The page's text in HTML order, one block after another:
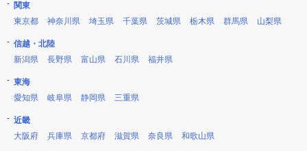
関東
東京都
神奈川県 埼玉県 千葉県 茨城県 栃木県 群馬県 山梨県
信越・北陸
新潟県
長野県 富山県 石川県 福井県
東海
愛知県
岐阜県 静岡県 三重県
近畿
大阪府
兵庫県 京都府 滋賀県 奈良県 和歌山県